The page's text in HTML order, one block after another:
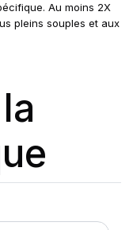
Au moins 2X
pleins souples et aux